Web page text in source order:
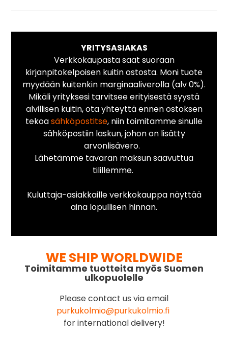
YRITYSASIAKAS
Verkkokaupasta saat suoraan
kirjanpitokelpoisen kuitin ostosta. Moni tuote
myydään kuitenkin marginaaliverolla (alv 0%).
Mikäli yrityksesi tarvitsee erityisestä syystä
alvillisen kuitin, ota yhteyttä ennen ostoksen
tekoasähköpostitse, niin toimitamme sinulle
sähköpostiin laskun, johon on lisätty
arvonlisävero.
Lähetämme tavaran maksun saavuttua
tilillemme.
Kuluttaja-asiakkaille verkkokauppa näyttää
aina lopullisen hinnan.
WE SHIP WORLDWIDE
Toimitamme tuotteita myös Suomen
ulkopuolelle
Please contact us via email
purkukolmio@purkukolmio.fi
for international delivery!